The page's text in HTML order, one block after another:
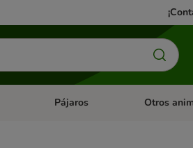
abierto: Antiparasitarios
Menú de categoria abierto:
Pájaros Menú de
Otros